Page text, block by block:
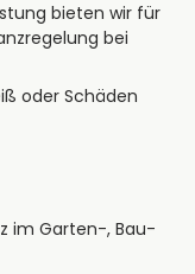
bieten wir für
bei
oder Schäden
im Garten-, Bau-